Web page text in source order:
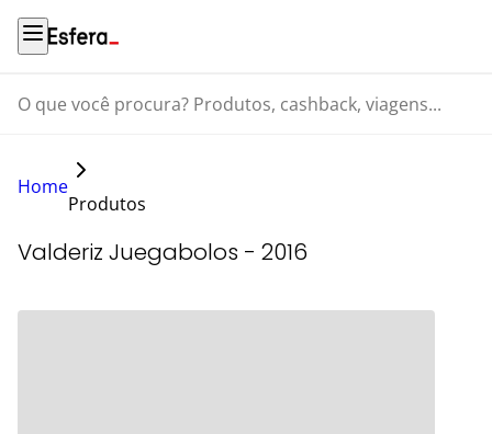
O que você procura? Produtos, cashback, viagens...
Home
Produtos
Valderiz Juegabolos - 2016